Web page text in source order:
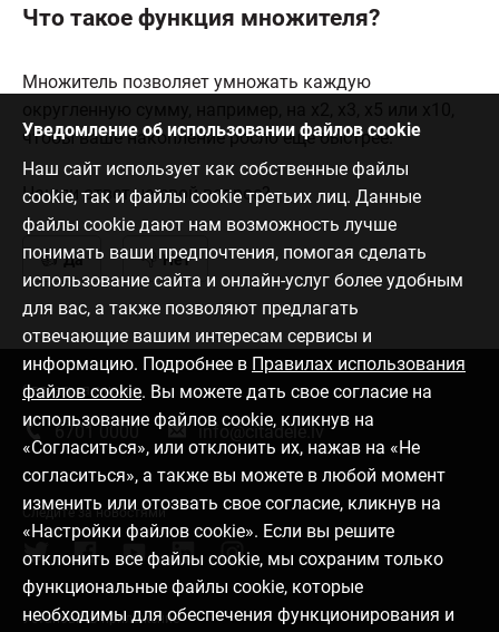
Что такое функция множителя?
Множитель позволяет умножать каждую
чтобы ваше накопление росло еще быстрее.
Нашли ответ на свой вопрос?
Да Нет
Уведомление об использовании файлов cookie
Наш сайт использует как собственные файлы
cookie, так и файлы cookie третьих лиц. Данные
файлы cookie дают нам возможность лучше
понимать ваши предпочтения, помогая сделать
использование сайта и онлайн-услуг более удобным
для вас, а также позволяют предлагать
отвечающие вашим интересам сервисы и
информацию. Подробнее в Правилах использования
файлов cookie. Вы можете дать свое согласие на
использование файлов cookie, кликнув на
«Согласиться», или отклонить их, нажав на «Не
согласиться», а также вы можете в любой момент
изменить или отозвать свое согласие, кликнув на
«Настройки файлов cookie». Если вы решите
отклонить все файлы cookie, мы сохраним только
функциональные файлы cookie, которые
необходимы для обеспечения функционирования и
Связаться с нами
6701 0000 info@citadele.lv
Следите за новостями
Установить приложение